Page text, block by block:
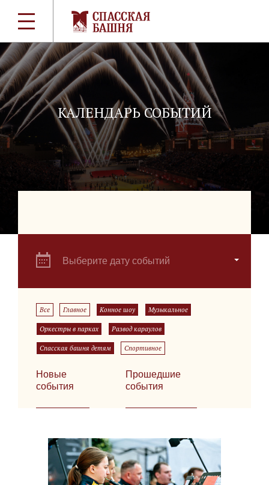
КАЛЕНДАРЬ СОБЫТИЙ
Выберите дату событий
Все Главное Конное шоу Музыкальное
Оркестры в парках Развод караулов
Спасская башня детям Спортивное
Новые
события
Прошедшие
события